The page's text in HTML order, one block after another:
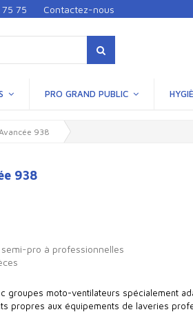
75 Contactez-nous
PRO GRAND PUBLIC
938
938
pro à professionnelles
groupes moto-ventilateurs spécialement
propres aux équipements de laveries